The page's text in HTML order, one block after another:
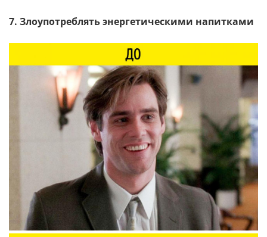
7. Злоупотреблять энергетическими напитками